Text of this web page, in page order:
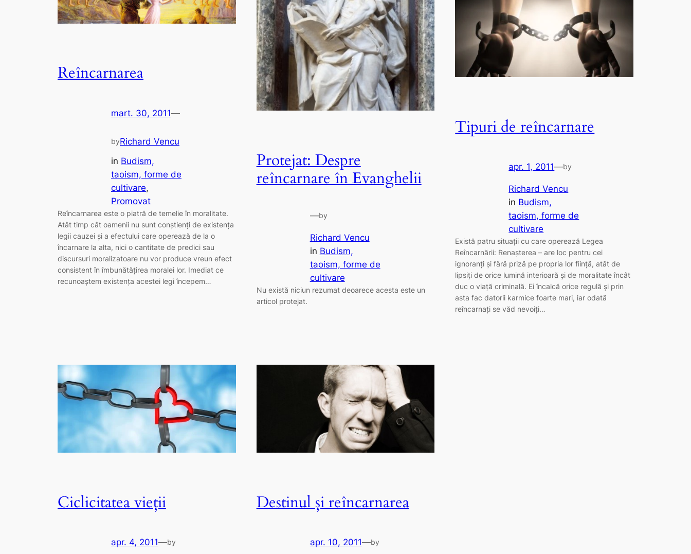
Reîncarnarea
mart. 30, 2011—
byRichard Vencu
in Budism,
taoism, forme de
cultivare
Promovat
Reîncarnarea este o piatră de temelie în moralitate.
Atât timp cât oamenii nu sunt conștienți de existența
legii cauzei și a efectului care operează de la o
încarnare la alta, nici o cantitate de predici sau
discursuri moralizatoare nu vor produce vreun efect
consistent în îmbunătățirea moralei lor. Imediat ce
recunoaștem existența acestei legi începem…
Protejat: Despre
reîncarnare în Evanghelii
—by
Richard Vencu
in Budism,
taoism, forme de
cultivare
Nu există niciun rezumat deoarece acesta este un
articol protejat.
Tipuri de reîncarnare
apr. 1, 2011—by
Richard Vencu
in Budism,
taoism, forme de
cultivare
Există patru situații cu care operează Legea
Reîncarnării: Renașterea – are loc pentru cei
ignoranți și fără priză pe propria lor ființă, atât de
lipsiți de orice lumină interioară și de moralitate încât
duc o viață criminală. Ei încalcă orice regulă și prin
asta fac datorii karmice foarte mari, iar odată
reîncarnați se văd nevoiți…
Ciclicitatea vieții
apr. 4, 2011—by
Destinul și reîncarnarea
apr. 10, 2011—by